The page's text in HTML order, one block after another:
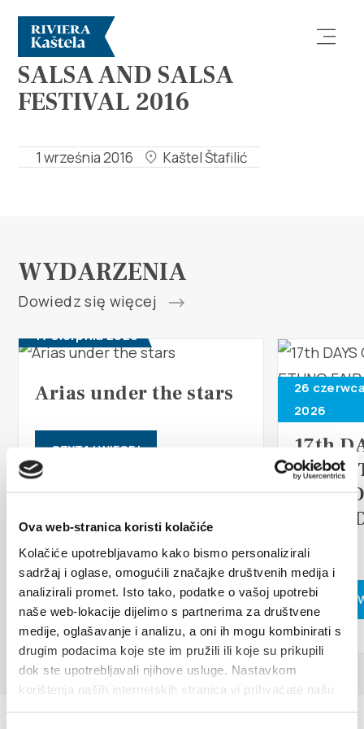
Ova web-stranica koristi kolačiće
Kolačiće upotrebljavamo kako bismo personalizirali
sadržaj i oglase, omogućili značajke društvenih medija i
analizirali promet. Isto tako, podatke o vašoj upotrebi
naše web-lokacije dijelimo s partnerima za društvene
medije, oglašavanje i analizu, a oni ih mogu kombinirati s
drugim podacima koje ste im pružili ili koje su prikupili
dok ste upotrebljavali njihove usluge. Nastavkom
korištenja naših internetskih stranica vi prihvaćate našu
Co robić
pl
+385 21 227 933
info@kastela-info.hr
Villa Nika, Kamberovo šetalište 30,
21216 Kaštel Stari, Hrvatska
Wskazówki
WYDARZENIA
SALSA AND SALSA
FESTIVAL 2016
1 września 2016 Kaštel Štafilić
WYDARZENIA
Dowiedz się więcej
17 sierpnia 2026
Arias under the stars
CZYTAJ WIĘCEJ
26
2026
17th
FAIR
CZYTAJ